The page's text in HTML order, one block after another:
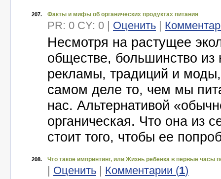
207. Факты и мифы об органических продуктах питания
PR: 0 CY: 0 | Оценить |
Несмотря на растущее
обществе, большинство из
рекламы, традиций и
самом деле то, чем мы
нас. Альтернативой
органическая. Что она из
стоит того, чтобы ее
208. Что такое импринтинг, или Жизнь ребенка в первые часы
| Оценить | Комментарии (1)